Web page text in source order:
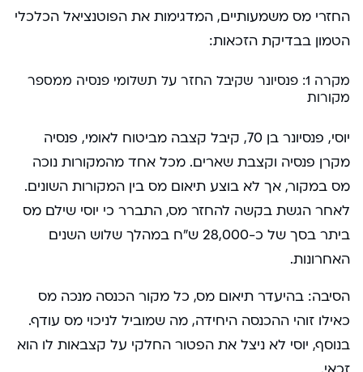
החזרי מס משמעותיים, המדגימות את הפוטנציאל הכלכלי
הטמון בבדיקת הזכאות:
מקרה 1: פנסיונר שקיבל החזר על תשלומי פנסיה ממספר
מקורות
יוסי, פנסיונר בן 70, קיבל קצבה מביטוח לאומי, פנסיה
מקרן פנסיה וקצבת שארים. מכל אחד מהמקורות נוכה
מס במקור, אך לא בוצע תיאום מס בין המקורות השונים.
לאחר הגשת בקשה להחזר מס, התברר כי יוסי שילם מס
ביתר בסך של כ-28,000 ש”ח במהלך שלוש השנים
האחרונות.
הסיבה: בהיעדר תיאום מס, כל מקור הכנסה מנכה מס
כאילו זוהי ההכנסה היחידה, מה שמוביל לניכוי מס עודף.
בנוסף, יוסי לא ניצל את הפטור החלקי על קצבאות לו הוא